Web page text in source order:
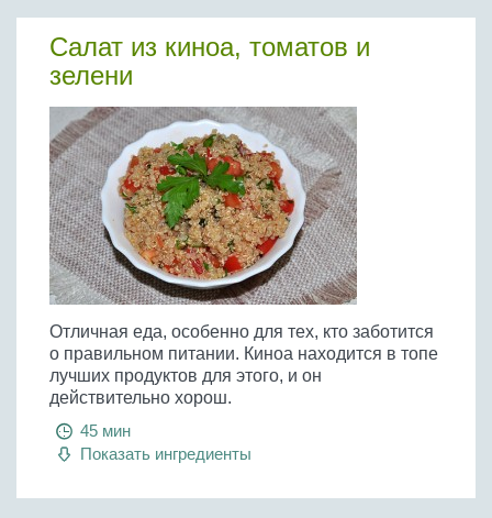
Яйца
Крупы
Салат из киноа, томатов и
зелени
Отличная еда, особенно для тех, кто заботится
о правильном питании. Киноа находится в топе
лучших продуктов для этого, и он
действительно хорош.
45 мин
Показать ингредиенты